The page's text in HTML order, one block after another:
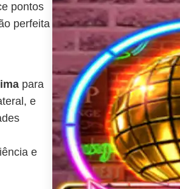
pontos
perfeita
para
e
e